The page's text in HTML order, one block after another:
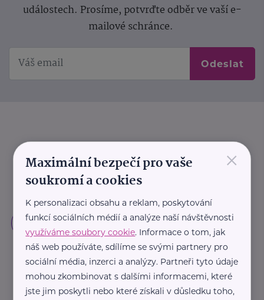
událostech. Prosíme, potvrďte odběr ve vaší e-
mailové schránce.
Odeslat
×
Maximální bezpečí pro vaše
soukromí a cookies
K personalizaci obsahu a reklam, poskytování
funkcí sociálních médií a analýze naší návštěvnosti
využíváme soubory cookie. Informace o tom, jak
náš web používáte, sdílíme se svými partnery pro
sociální média, inzerci a analýzy. Partneři tyto údaje
mohou zkombinovat s dalšími informacemi, které
jste jim poskytli nebo které získali v důsledku toho,